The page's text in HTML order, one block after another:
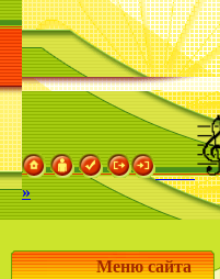
»
Меню сайта